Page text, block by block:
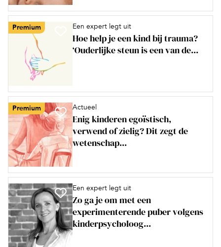
Premium Een expert legt uit
Hoe help je een kind bij trauma?
‘Ouderlijke steun is een van de...
Premium Actueel
Enig kinderen egoïstisch,
verwend of zielig? Dit zegt de
wetenschap...
Een expert legt uit
Zo ga je om met een
experimenterende puber volgens
kinderpsycholoog...